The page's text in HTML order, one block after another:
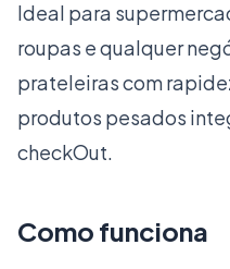
Ideal para
roupas e qualquer
prateleiras com
produtos pesados
checkOut.
Como funciona